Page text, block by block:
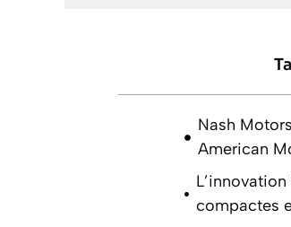
Nash
American
compactes